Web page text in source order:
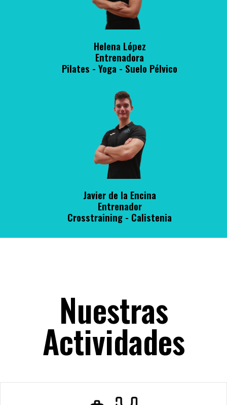
Helena López
Entrenadora
Pilates - Yoga - Suelo Pélvico
Javier de la Encina
Entrenador
Crosstraining - Calistenia
Nuestras
Actividades